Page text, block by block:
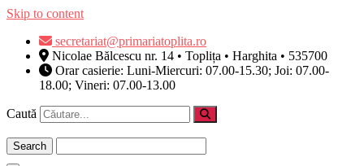
Skip to content
secretariat@primariatoplita.ro
Nicolae Bălcescu nr. 14 • Toplița • Harghita • 535700
Orar casierie: Luni-Miercuri: 07.00-15.30; Joi: 07.00-
18.00; Vineri: 07.00-13.00
Caută